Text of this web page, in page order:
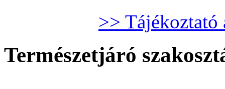
>> Tájékoztató
Természetjáró